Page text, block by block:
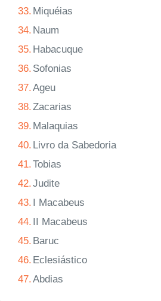
33. Miquéias
34. Naum
35. Habacuque
36. Sofonias
37.Ageu
38.Zacarias
39. Malaquias
40. Livro da Sabedoria
41.Tobias
42.Judite
43. I Macabeus
44. II Macabeus
45. Baruc
46. Eclesiástico
47.Abdias